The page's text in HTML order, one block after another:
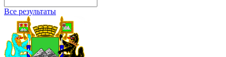
Все результаты